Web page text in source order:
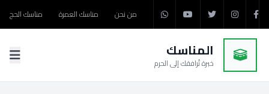
من نحن مناسك العمرة مناسك الحج
المناسك
خبرة تُرافقك إلى الحرم